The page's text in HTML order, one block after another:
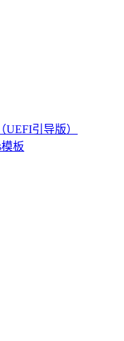
引导版）